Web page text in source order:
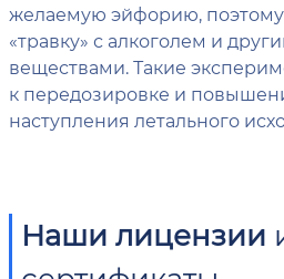
желаемую эйфорию, поэтому
«травку» с алкоголем и
веществами. Такие
к передозировке и
наступления летального
Наши лицензии